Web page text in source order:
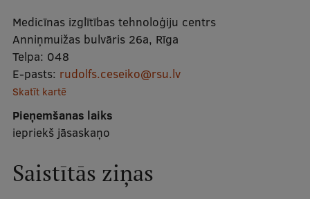
Mobile
galvenā
izvēlne
Studiju iespējas
Pamatstudiju programmas
Maģistra studiju programmas
Rezidentūra
Medicīnas izglītības tehnoloģiju centrs
Anniņmuižas bulvāris 26a, Rīga
Telpa: 048
E-pasts: rudolfs.ceseiko@rsu.lv
Skatīt kartē
Pieņemšanas laiks
iepriekš jāsaskaņo
Saistītās ziņas